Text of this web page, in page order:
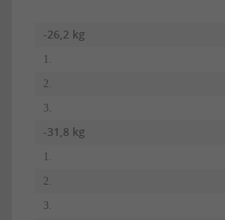
-26,2 kg
1.
2.
3.
-31,8 kg
1.
2.
3.